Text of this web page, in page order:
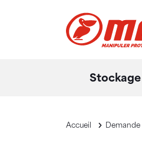
Aller au contenu principal
Accueil